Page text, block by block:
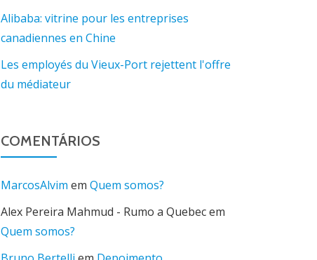
Alibaba: vitrine pour les entreprises
canadiennes en Chine
Les employés du Vieux-Port rejettent l'offre
du médiateur
COMENTÁRIOS
MarcosAlvim em Quem somos?
Alex Pereira Mahmud - Rumo a Quebecem
Quem somos?